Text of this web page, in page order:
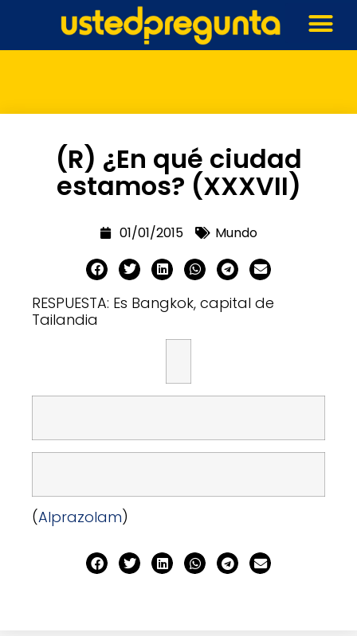
(R) ¿En qué ciudad
estamos? (XXXVII)
01/01/2015 Mundo
RESPUESTA: Es Bangkok, capital de
Tailandia
(Alprazolam)